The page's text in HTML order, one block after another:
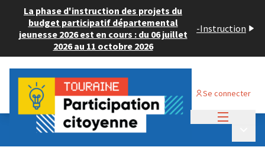
La phase d'instruction des projets du
budget participatif départemental
jeunesse 2026 est en cours : du 06 juillet
2026 au 11 octobre 2026
-Instruction
Se connecter
Budget Participatif JEUNESSE 2024
💡 Consulter les projets déposés